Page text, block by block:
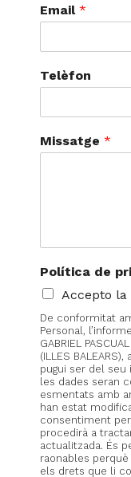
Email *
Telèfon
Missatge *
Política de
Accepto
De conformitat
Personal,
GABRIEL
(ILLES
pugui ser del seu
les dades seran
esmentats amb
han estat
consentiment per
procedirà a
actualitzada. És
raonables
els drets que li